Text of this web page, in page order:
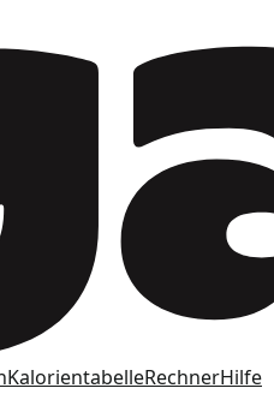
KalorientabelleRechnerHilfe